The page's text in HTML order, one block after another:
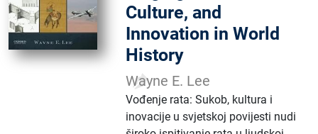
Culture, and
Innovation in World
History
Wayne E. Lee
Vođenje rata: Sukob, kultura i
inovacije u svjetskoj povijesti nudi